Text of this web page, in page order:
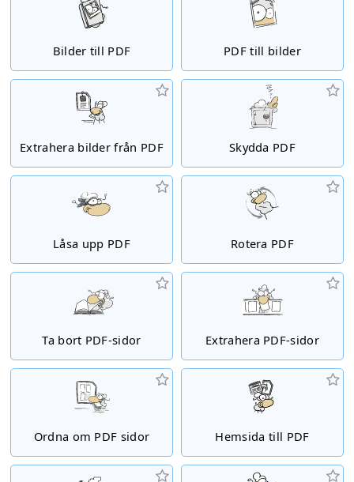
Bilder till PDF PDF till bilder
Extrahera bilder från PDF Skydda PDF
Låsa upp PDF Rotera PDF
Ta bort PDF-sidor Extrahera PDF-sidor
Ordna om PDF sidor Hemsida till PDF